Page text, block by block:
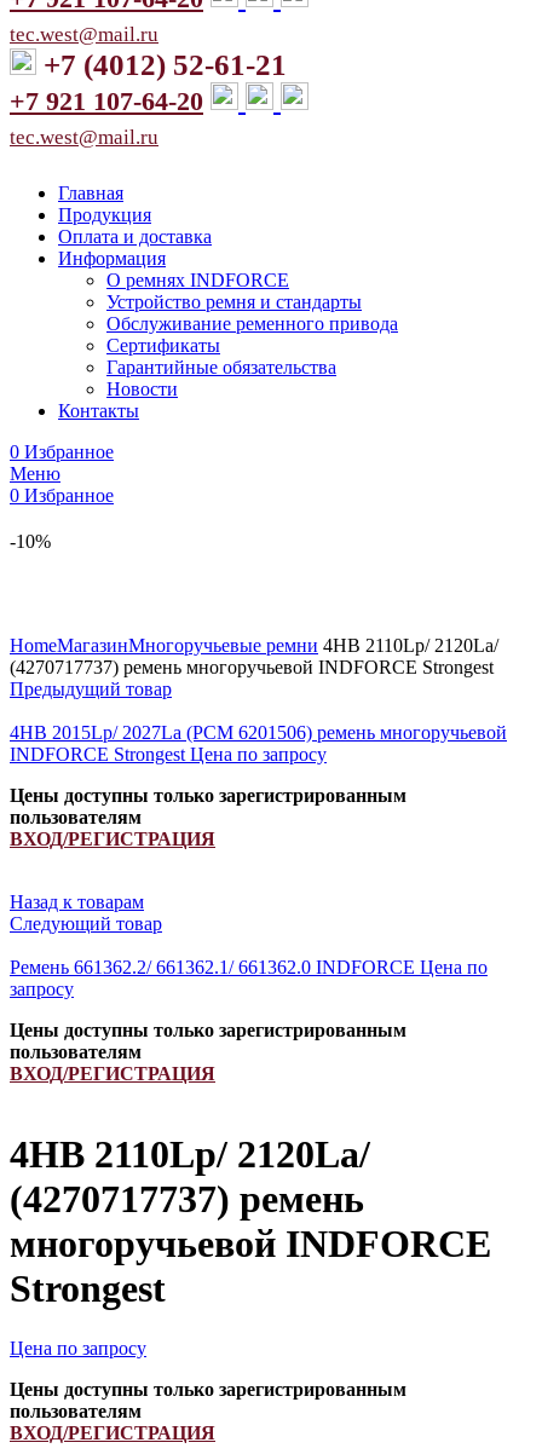
tec.west@mail.ru
+7 (4012) 52-61-21
+7 921 107-64-20
tec.west@mail.ru
Главная
Продукция
Оплата и доставка
Информация
О ремнях INDFORCE
Устройство ремня и стандарты
Обслуживание ременного привода
Сертификаты
Гарантийные обязательства
Новости
Контакты
0 Избранное
Меню
0 Избранное
-10%
HomeМагазинМногоручьевые ремни 4HB 2110Lp/ 2120La/
(4270717737) ремень многоручьевой INDFORCE Strongest
Предыдущий товар
4HB 2015Lp/ 2027La (РСМ 6201506) ремень многоручьевой
INDFORCE Strongest Цена по запросу
Цены доступны только зарегистрированным
пользователям
ВХОД/РЕГИСТРАЦИЯ
Назад к товарам
Следующий товар
Ремень 661362.2/ 661362.1/ 661362.0 INDFORCE Цена по
запросу
Цены доступны только зарегистрированным
пользователям
ВХОД/РЕГИСТРАЦИЯ
4HB 2110Lp/ 2120La/
(4270717737) ремень
многоручьевой INDFORCE
Strongest
Цена по запросу
Цены доступны только зарегистрированным
пользователям
ВХОД/РЕГИСТРАЦИЯ